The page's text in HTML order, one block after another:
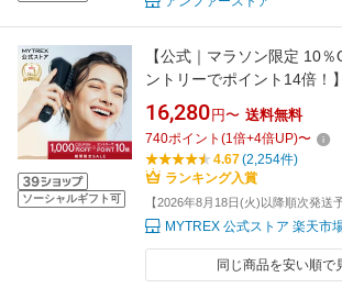
ソーシャルギフト可
【公式｜マラソン限定 10
ントリーでポイント14倍！
頭皮 ヘッドマッサージ機 固
MYTREX VIDO ヘッドマッ
フェイスケア リフトケア 頭
電動ブラシ ドライヘッドス
髪
16,280 円〜 送料無料
740ポイント (1倍+4倍UP)〜
4.67(2,254件)
ランキング入賞
【2026年8月18日(火)以降順次発送
MYTREX 公式ストア 楽天市
同じ商品を安い順で